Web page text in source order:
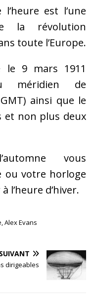
est l’une
la révolution
toute l’Europe.
le 9 mars 1911
méridien de
ainsi que le
et non plus deux
vous
ou votre horloge
l’heure d’hiver.
Alex Evans
SUIVANT
dirigeables